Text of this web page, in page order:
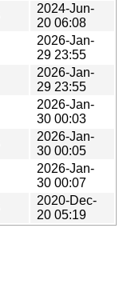
2024-Jun-
20 06:08
2026-Jan-
29 23:55
2026-Jan-
29 23:55
2026-Jan-
30 00:03
2026-Jan-
30 00:05
2026-Jan-
30 00:07
2020-Dec-
20 05:19